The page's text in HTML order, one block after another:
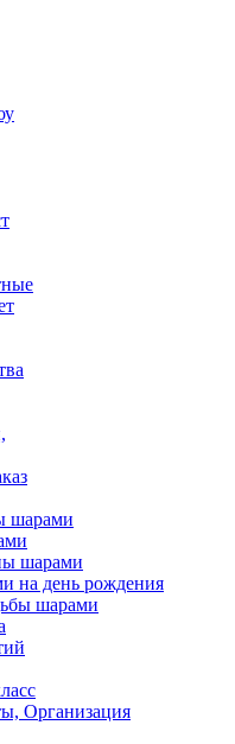
шарами
шарами
на день рождения
шарами
Организация